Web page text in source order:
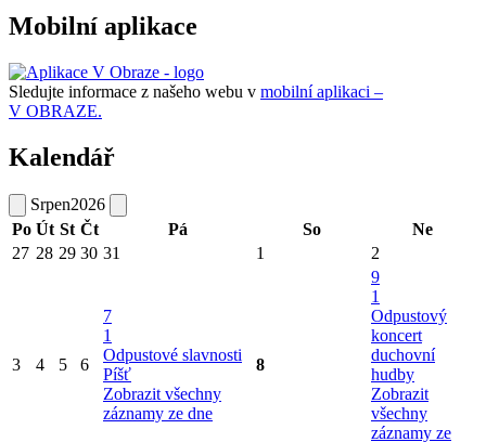
Mobilní aplikace
Sledujte informace z našeho webu v mobilní aplikaci –
V OBRAZE.
Kalendář
Srpen2026
Po Út St Čt Pá So
Ne
27 28 29 30 31 1 2
3 4 5 6
7
1
Odpustové slavnosti
Píšť
Zobrazit všechny
záznamy ze dne
8
9
1
Odpustový
koncert
duchovní
hudby
Zobrazit
všechny
záznamy ze